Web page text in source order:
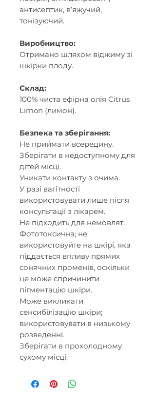
антисептик, в’яжучий,
тонізуючий.
Виробництво:
Отримано шляхом віджиму зі
шкірки плоду.
Склад:
100% чиста ефірна олія Citrus
Limon (лимон).
Безпека та зберігання:
Не приймати всередину.
Зберігати в недоступному для
дітей місці.
Уникати контакту з очима.
У разі вагітності
використовувати лише після
консультації з лікарем.
Не підходить для немовлят.
Фототоксична; не
використовуйте на шкірі, яка
піддається впливу прямих
сонячних променів, оскільки
це може спричинити
пігментацію шкіри.
Може викликати
сенсибілізацію шкіри;
використовувати в низькому
розведенні.
Зберігати в прохолодному
сухому місці.